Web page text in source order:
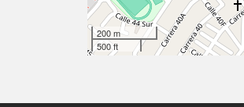
200 m
500 ft